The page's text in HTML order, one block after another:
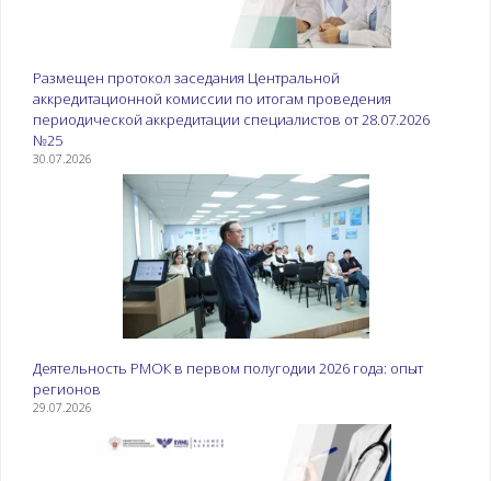
Размещен протокол заседания Центральной
аккредитационной комиссии по итогам проведения
периодической аккредитации специалистов от 28.07.2026
№25
30.07.2026
Деятельность РМОК в первом полугодии 2026 года: опыт
регионов
29.07.2026